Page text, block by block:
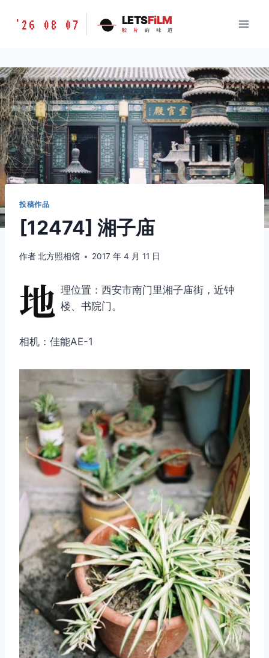
胶
味
道
LETSFILM
'26 08 07 LETSFiLM
胶 片 的 味 道
投稿作品
[12474] 湘子庙
作者北方照相馆 2017 年 4 月 11 日
地 理位置：西安市南门里湘子庙街，近钟
楼、书院门。
相机：佳能AE-1